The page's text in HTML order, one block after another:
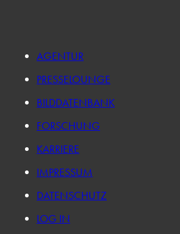
AGENTUR
PRESSELOUNGE
BILDDATENBANK
FORSCHUNG
KARRIERE
IMPRESSUM
DATENSCHUTZ
LOG IN